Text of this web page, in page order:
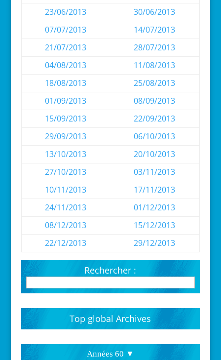
23/06/2013
30/06/2013
07/07/2013
14/07/2013
21/07/2013
28/07/2013
04/08/2013
11/08/2013
18/08/2013
25/08/2013
01/09/2013
08/09/2013
15/09/2013
22/09/2013
29/09/2013
06/10/2013
13/10/2013
20/10/2013
27/10/2013
03/11/2013
10/11/2013
17/11/2013
24/11/2013
01/12/2013
08/12/2013
15/12/2013
22/12/2013
29/12/2013
Rechercher :
Top global Archives
Années 60 ▼